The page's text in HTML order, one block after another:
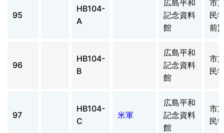
95
HB104-
A
広島平和
記念資料
館
市
民
前)
96
HB104-
B
広島平和
記念資料
館
市
民
97
HB104-
C
米軍
広島平和
記念資料
館
市
民